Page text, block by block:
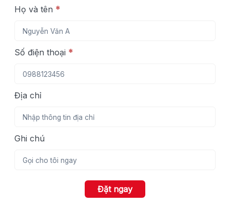
Họ và tên *
Số điện thoại *
Địa chỉ
Ghi chú
Đặt ngay